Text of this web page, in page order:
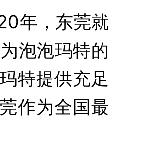
年，东莞就
泡泡玛特的
特提供充足
作为全国最